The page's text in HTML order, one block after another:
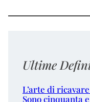
Ultime
L’arte di
Sono cinquanta